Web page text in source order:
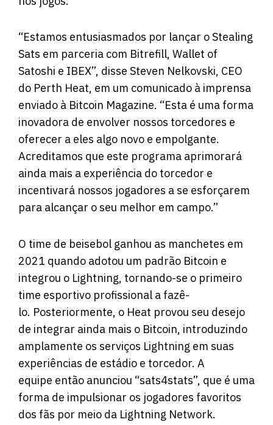
“Estamos entusiasmados por lançar o Stealing
Sats em parceria com Bitrefill, Wallet of
Satoshi e IBEX”, disse Steven Nelkovski, CEO
do Perth Heat, em um comunicado à imprensa
enviado à Bitcoin Magazine. “Esta é uma forma
inovadora de envolver nossos torcedores e
oferecer a eles algo novo e empolgante.
Acreditamos que este programa aprimorará
ainda mais a experiência do torcedor e
incentivará nossos jogadores a se esforçarem
para alcançar o seu melhor em campo.”
O time de beisebol ganhou as manchetes em
2021 quando adotou um padrão Bitcoin e
integrou o Lightning, tornando-se o primeiro
time esportivo profissional a fazê-
lo. Posteriormente, o Heat provou seu desejo
de integrar ainda mais o Bitcoin, introduzindo
amplamente os serviços Lightning em suas
experiências de estádio e torcedor. A
equipe então anunciou “sats4stats”, que é uma
forma de impulsionar os jogadores favoritos
dos fãs por meio da Lightning Network.